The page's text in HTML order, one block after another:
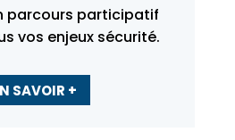
parcours participatif
vos enjeux sécurité.
SAVOIR +